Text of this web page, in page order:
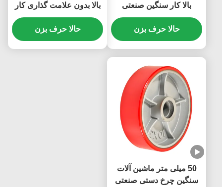
بالا کار سنگین صنعتی
Caster غیر رسانا Casters
صنعتی 300 درجه
حالا حرف بزن
بالا بدون علامت گذاری کار
سنگین صنعتی ظرفیت بار
حالا حرف بزن
50 میلی متر ماشین آلات
سنگین چرخ دستی صنعتی